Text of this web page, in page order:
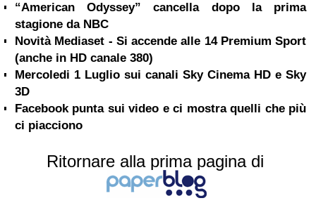
“American Odyssey” cancella dopo la prima
stagione da NBC
Novità Mediaset - Si accende alle 14 Premium Sport
(anche in HD canale 380)
Mercoledi 1 Luglio sui canali Sky Cinema HD e Sky
3D
Facebook punta sui video e ci mostra quelli che più
ci piacciono
Ritornare alla prima pagina di